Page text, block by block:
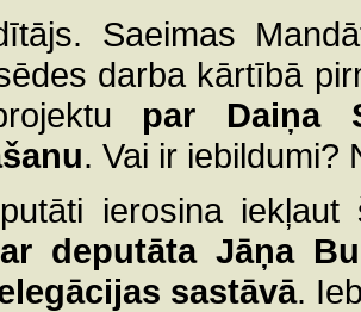
Saeimas
darba kārtībā
par Daiņa
. Vai ir iebildumi?
ierosina
deputāta Jāņa
sastāvā.